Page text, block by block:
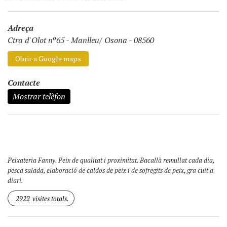
Adreça
Ctra d'Olot nº65-Manlleu/ Osona - 08560
Obrir a Google maps
Contacte
Mostrar telèfon
Peixateria Fanny. Peix de qualitat i proximitat. Bacallà remullat cada dia,
pesca salada, elaboració de caldos de peix i de sofregits de peix, gra cuit a
diari.
2922 visites totals.